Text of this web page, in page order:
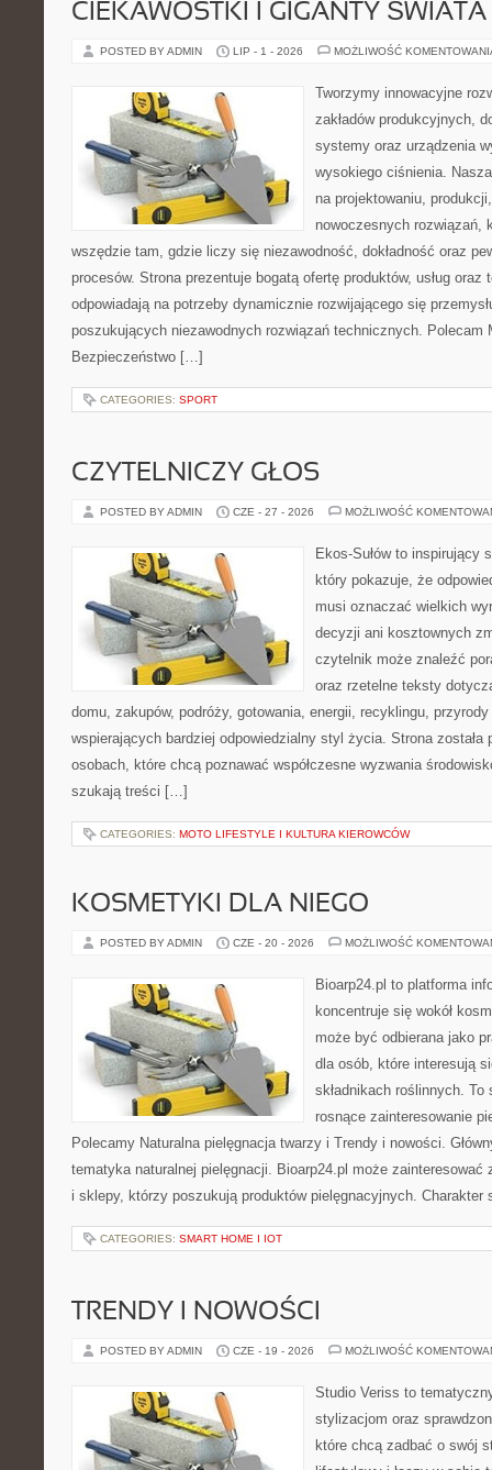
CIEKAWOSTKI I GIGANTY ŚWIATA
POSTED BY ADMIN LIP - 1 - 2026 MOŻLIWOŚĆ
Tworzymy innowacyjne
zakładów produkcyjnych,
systemy oraz urządzenia
wysokiego ciśnienia.
na projektowaniu,
nowoczesnych rozwiązań,
wszędzie tam, gdzie liczy się niezawodność, dokładność oraz
procesów. Strona prezentuje bogatą ofertę produktów, usług oraz
odpowiadają na potrzeby dynamicznie rozwijającego się
poszukujących niezawodnych rozwiązań technicznych. Polecam
Bezpieczeństwo […]
CATEGORIES: SPORT
CZYTELNICZY GŁOS
POSTED BY ADMIN CZE - 27 - 2026 MOŻLIWOŚĆ
Ekos-Sułów to inspirujący
który pokazuje, że
musi oznaczać wielkich
decyzji ani kosztownych
czytelnik może znaleźć
oraz rzetelne teksty
domu, zakupów, podróży, gotowania, energii, recyklingu,
wspierających bardziej odpowiedzialny styl życia. Strona została
osobach, które chcą poznawać współczesne wyzwania
szukają treści […]
CATEGORIES: MOTO LIFESTYLE I KULTURA KIEROWCÓW
KOSMETYKI DLA NIEGO
POSTED BY ADMIN CZE - 20 - 2026 MOŻLIWOŚĆ
Bioarp24.pl to platforma
koncentruje się wokół
może być odbierana jako
dla osób, które interesują
składnikach roślinnych.
rosnące zainteresowanie
Polecamy Naturalna pielęgnacja twarzy i Trendy i nowości.
tematyka naturalnej pielęgnacji. Bioarp24.pl może zainteresować
i sklepy, którzy poszukują produktów pielęgnacyjnych.
CATEGORIES: SMART HOME I IOT
TRENDY I NOWOŚCI
POSTED BY ADMIN CZE - 19 - 2026 MOŻLIWOŚĆ
Studio Veriss to
stylizacjom oraz
które chcą zadbać o swój